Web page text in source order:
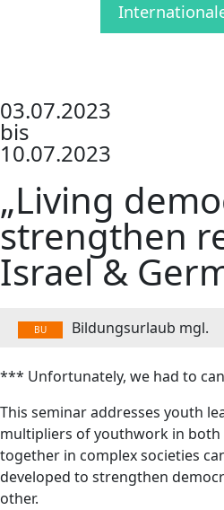
03.07.2023
bis
10.07.2023
„Living
strengthen
Israel &
BU Bildungsurlaub mgl.
*** Unfortunately, we had to
This seminar addresses youth
multipliers of youthwork in both
together in complex societies
developed to strengthen
other.